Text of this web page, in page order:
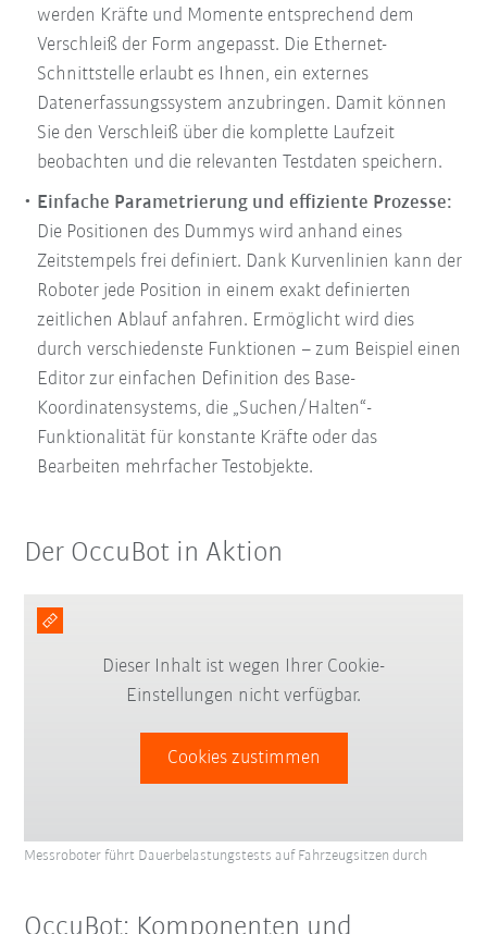
werden Kräfte und Momente entsprechend dem
Verschleiß der Form angepasst. Die Ethernet-
Schnittstelle erlaubt es Ihnen, ein externes
Datenerfassungssystem anzubringen. Damit können
Sie den Verschleiß über die komplette Laufzeit
beobachten und die relevanten Testdaten speichern.
Einfache Parametrierung und effiziente Prozesse:
Die Positionen des Dummys wird anhand eines
Zeitstempels frei definiert. Dank Kurvenlinien kann der
Roboter jede Position in einem exakt definierten
zeitlichen Ablauf anfahren. Ermöglicht wird dies
durch verschiedenste Funktionen – zum Beispiel einen
Editor zur einfachen Definition des Base-
Koordinatensystems, die „Suchen/Halten“-
Funktionalität für konstante Kräfte oder das
Bearbeiten mehrfacher Testobjekte.
Der OccuBot in Aktion
Dieser Inhalt ist wegen Ihrer Cookie-
Einstellungen nicht verfügbar.
Cookies zustimmen
Messroboter führt Dauerbelastungstests auf Fahrzeugsitzen durch